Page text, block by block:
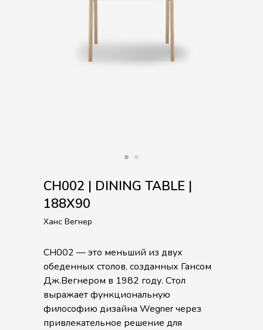
CH002 | DINING TABLE |
188X90
Ханс Вегнер
CH002 — это меньший из двух
обеденных столов, созданных Гансом
Дж.Вегнером в 1982 году. Стол
выражает функциональную
философию дизайна Wegner через
привлекательное решение для